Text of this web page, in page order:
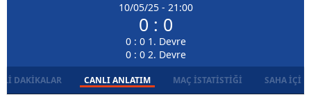
10/05/25 - 21:00
0 : 0
0 : 0 1. Devre
0 : 0 2. Devre
DAKIKALAR CANLI ANLATIM MAÇ İSTATISTIĞI SAHA İÇI